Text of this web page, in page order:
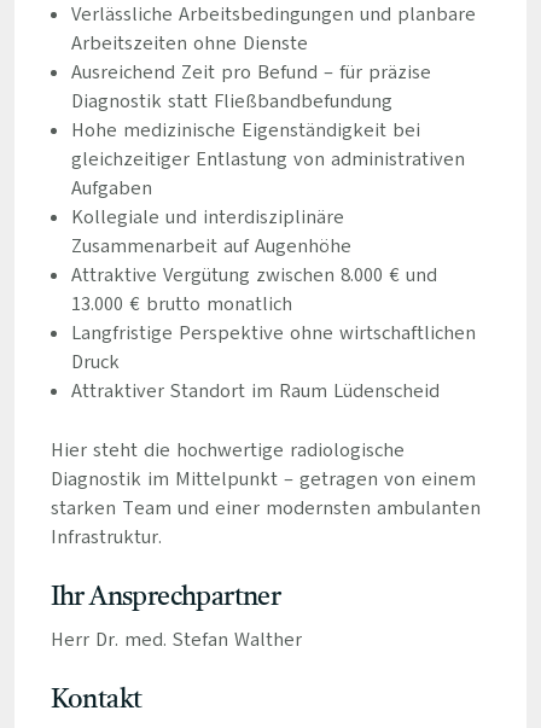
Verlässliche Arbeitsbedingungen und planbare
Arbeitszeiten ohne Dienste
Ausreichend Zeit pro Befund – für präzise
Diagnostik statt Fließbandbefundung
Hohe medizinische Eigenständigkeit bei
gleichzeitiger Entlastung von administrativen
Aufgaben
Kollegiale und interdisziplinäre
Zusammenarbeit auf Augenhöhe
Attraktive Vergütung zwischen 8.000 € und
13.000 € brutto monatlich
Langfristige Perspektive ohne wirtschaftlichen
Druck
Attraktiver Standort im Raum Lüdenscheid
Hier steht die hochwertige radiologische
Diagnostik im Mittelpunkt – getragen von einem
starken Team und einer modernsten ambulanten
Infrastruktur.
Ihr Ansprechpartner
Herr Dr. med. Stefan Walther
Kontakt